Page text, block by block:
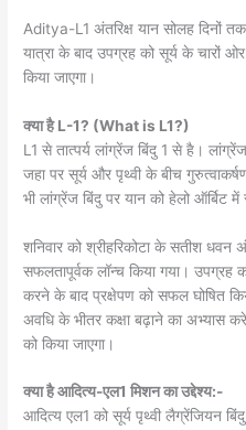
Aditya-L1 अंतरिक्ष यान सोलह दिनों तक
यात्रा के बाद उपग्रह को सूर्य के चारों
किया जाएगा।
क्या है L-1? (What is L1?)
L1 से तात्पर्य लांग्रेंज बिंदु 1 से है।
जहा पर सूर्य और पृथ्वी के बीच
भी लांग्रेंज बिंदु पर यान को हेलो ऑर्बिट
शनिवार को श्रीहरिकोटा के सतीश धवन
सफलतापूर्वक लॉन्च किया गया। उपग्रह
करने के बाद प्रक्षेपण को सफल घोषित
अवधि के भीतर कक्षा बढ़ाने का अभ्यास
को किया जाएगा।
क्या है आदित्य-एल1 मिशन का उद्देश्य:-
आदित्य एल1 को सूर्य पृथ्वी लैग्रेंजियन